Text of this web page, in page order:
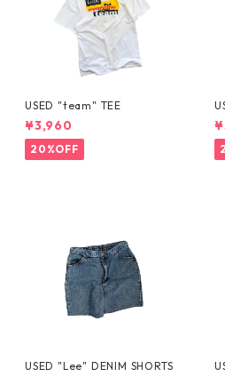
USED "team" TEE
¥3,960
20%OFF
USED "Lee" DENIM SHORTS